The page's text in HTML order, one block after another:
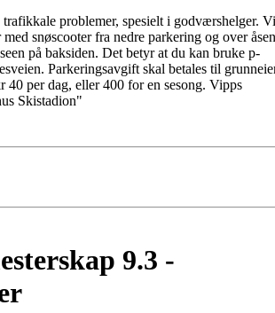
problemer, spesielt i godværshelger. Vi
snøscooter fra nedre parkering og over åsen
på baksiden. Det betyr at du kan bruke p-
Parkeringsavgift skal betales til
40 per dag, eller 400 for en sesong. Vipps
Skistadion"
9.3 -